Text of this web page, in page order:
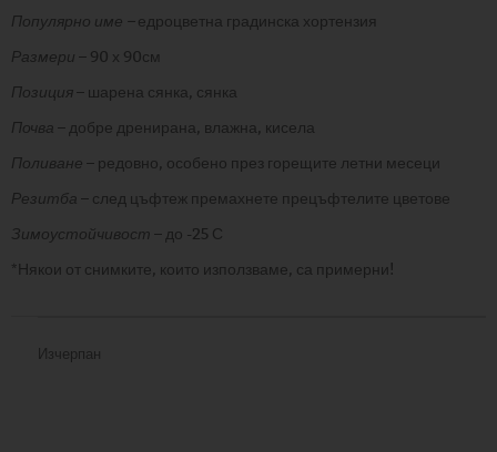
Популярно име –едроцветна градинска хортензия
Размери – 90 х 90см
Позиция– шарена сянка, сянка
Почва – добре дренирана, влажна, кисела
Поливане – редовно, особено през горещите летни месеци
Резитба – след цъфтеж премахнете прецъфтелите цветове
Зимоустойчивост – до -25 С
*Някои от снимките, които използваме, са примерни!
Изчерпан